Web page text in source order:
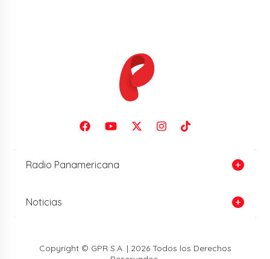
Radio Panamericana
Noticias
Copyright © GPR S.A. | 2026 Todos los Derechos